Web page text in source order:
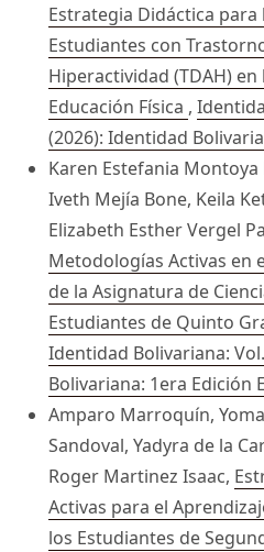
Estrategia Didáctica
Estudiantes con
Hiperactividad (TDAH)
Educación Física ,
(2026): Identidad
Karen Estefania
Iveth Mejía Bone, Keila
Elizabeth Esther Vergel
Metodologías Activas en
de la Asignatura de
Estudiantes de Quinto
Identidad Bolivariana:
Bolivariana: 1era Edición
Amparo Marroquín,
Sandoval, Yadyra de la
Roger Martinez Isaac,
Activas para el
los Estudiantes de